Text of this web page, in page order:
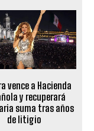
vence a Hacienda
y recuperará
suma tras años
de litigio